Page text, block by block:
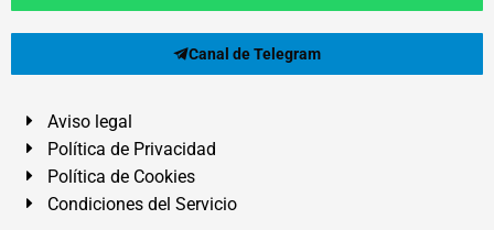
Canal de Telegram
Aviso legal
Política de Privacidad
Política de Cookies
Condiciones del Servicio